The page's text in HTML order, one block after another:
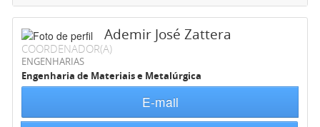
Ademir José Zattera
COORDENADOR(A)
ENGENHARIAS
Engenharia de Materiais e Metalúrgica
E-mail